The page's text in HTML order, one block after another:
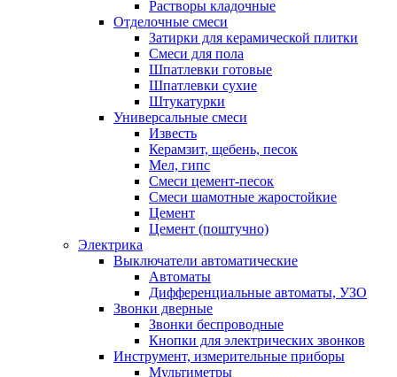
Растворы кладочные
Отделочные смеси
Затирки для керамической плитки
Смеси для пола
Шпатлевки готовые
Шпатлевки сухие
Штукатурки
Универсальные смеси
Известь
Керамзит, щебень, песок
Мел, гипс
Смеси цемент-песок
Смеси шамотные жаростойкие
Цемент
Цемент (поштучно)
Электрика
Выключатели автоматические
Автоматы
Дифференциальные автоматы, УЗО
Звонки дверные
Звонки беспроводные
Кнопки для электрических звонков
Инструмент, измерительные приборы
Мультиметры